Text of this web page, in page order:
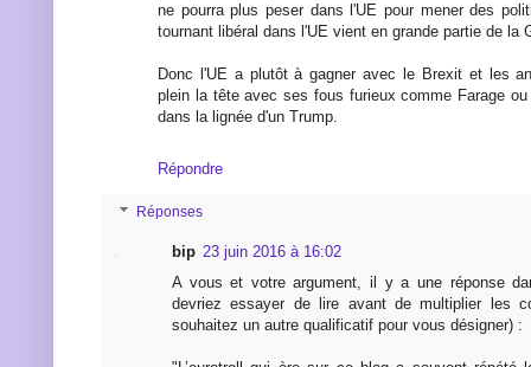
ne pourra plus peser dans l'UE pour mener des
tournant libéral dans l'UE vient en grande partie de la
Donc l'UE a plutôt à gagner avec le Brexit et les
plein la tête avec ses fous furieux comme Farage
dans la lignée d'un Trump.
Répondre
Réponses
bip 23 juin 2016 à 16:02
A vous et votre argument, il y a une réponse
devriez essayer de lire avant de multiplier les
souhaitez un autre qualificatif pour vous désigner) :